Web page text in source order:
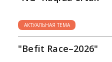
АКТУАЛЬНАЯ ТЕМА
"Befit Race–2026"